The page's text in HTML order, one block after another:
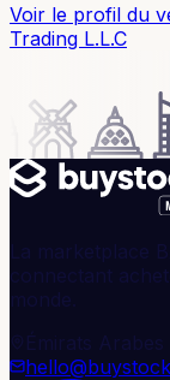
Voir le profil du
Trading L.L.C
La marketplace
connectant
monde.
Émirats Arabes